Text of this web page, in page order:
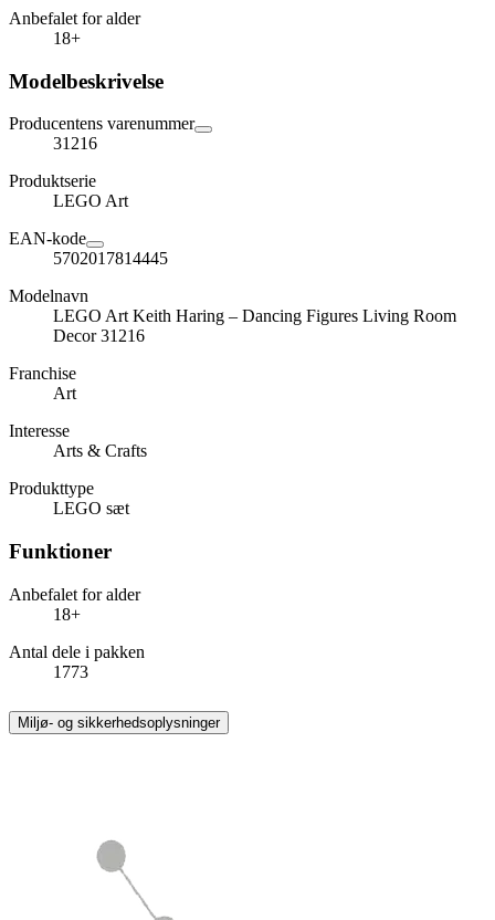
Anbefalet for alder
18+
Modelbeskrivelse
Producentens varenummer
31216
Produktserie
LEGO Art
EAN-kode
5702017814445
Modelnavn
LEGO Art Keith Haring – Dancing Figures Living Room
Decor 31216
Franchise
Art
Interesse
Arts & Crafts
Produkttype
LEGO sæt
Funktioner
Anbefalet for alder
18+
Antal dele i pakken
1773
Miljø- og sikkerhedsoplysninger